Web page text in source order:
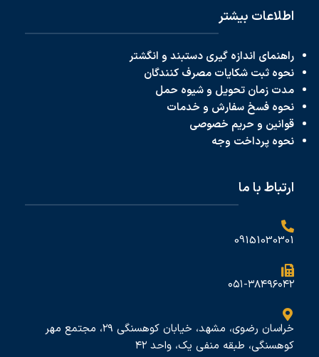
اطلاعات بیشتر
راهنمای اندازه گیری دستبند و انگشتر
نحوه ثبت شکایات مصرف کنندگان
مدت زمان تحویل و شیوه حمل
نحوه فسخ سفارش و خدمات
قوانین و حریم خصوصی
نحوه پرداخت وجه
ارتباط با ما
09151030301
۰۵۱-۳۸۴۹۶۰۴۲
خراسان رضوی، مشهد، خیابان کوهسنگی ۲۹، مجتمع مهر
کوهسنگی، طبقه منفی یک، واحد ۴۲